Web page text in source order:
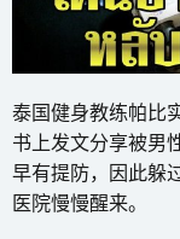
泰国健身教练帕比
书上发文分享被男
早有提防，因此躲
医院慢慢醒来。